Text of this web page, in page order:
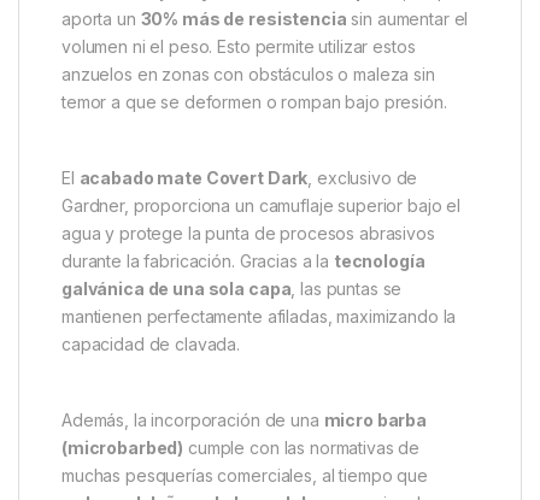
boca de la carpa.
Consejo útil : combínalos con montajes tipoKD Rig
blowbackpara aprovechar al máximo su acción
giratoria natural y mejorar el ratio de capturas.
Ingeniería de precisión para
montajes técnicos
Cada anzuelo está fabricado conacero de alto
carbono forjado y doblemente templado
aporta un30% más de resistenciasin aumentar el
volumen ni el peso. Esto permite utilizar estos
Elacabado mate Covert Dark, exclusivo de